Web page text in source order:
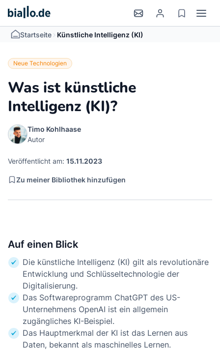
Startseite > Künstliche Intelligenz (KI)
Neue Technologien
Was ist künstliche
Intelligenz (KI)?
Timo Kohlhaase
Autor
Veröffentlicht am: 15.11.2023
Zu meiner Bibliothek hinzufügen
Auf einen Blick
Die künstliche Intelligenz (KI) gilt als revolutionäre
Entwicklung und Schlüsseltechnologie der
Digitalisierung.
Das Softwareprogramm ChatGPT des US-
Unternehmens OpenAI ist ein allgemein
zugängliches KI-Beispiel.
Das Hauptmerkmal der KI ist das Lernen aus
Daten, bekannt als maschinelles Lernen.